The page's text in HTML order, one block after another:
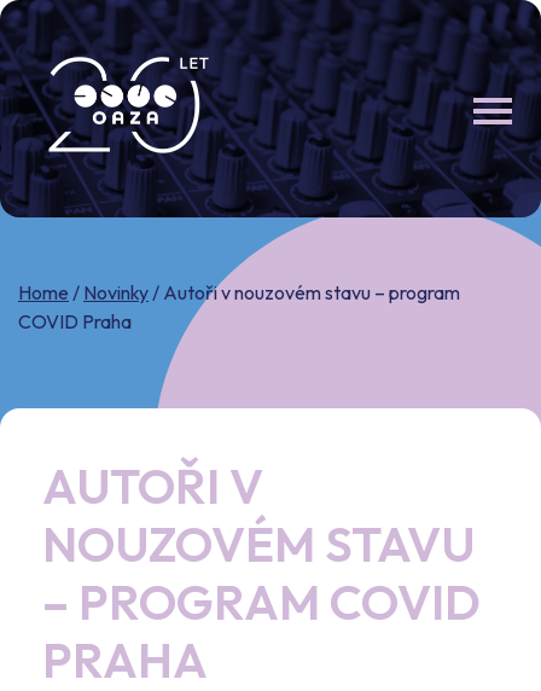
Skip
to
content
Home / Novinky/ Autoři v nouzovém stavu – program
COVID Praha
AUTOŘI V
NOUZOVÉM STAVU
– PROGRAM COVID
PRAHA